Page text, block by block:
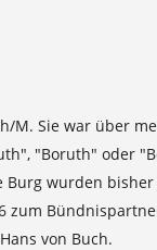
Sie war über
"Boruth" oder
wurden
von Buch.